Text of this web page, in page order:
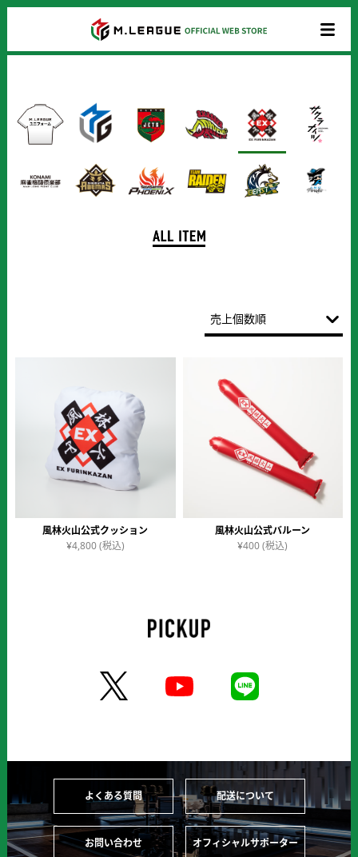
商
品
覧
売上個数順
価格順
風林火山公式クッション
¥4,800(税込)
風林火山公式バルーン
¥400(税込)
よくある質問 配送について
お問い合わせ オフィシャルサポーター